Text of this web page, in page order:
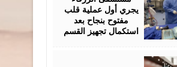
يجري أول عملية قلب
مفتوح بنجاح بعد
استكمال تجهيز القسم